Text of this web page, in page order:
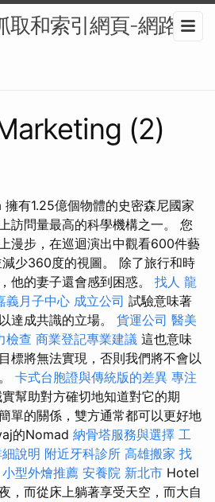
取和索引網頁-網路行
(2)
有1.25億個物體的史密森尼國家
訪問量最高的科學機構之一。 您
漫步，在巡迴演出中觀看600件藝
少360度的視圖。 除了旅行和時
他的妻子還會感到困惑。 找人 龍
義月子中心 成立公司 試驗意味著
達成共識的立場。 貨運公司 醫美
檢查 商業登記專業建議 這也意味
標將無法實現，否則我們將不會以
卡式台胞證與傳統版的差異 專注
幫助對方確切地知道對它的期
單的關係，雙方通常都可以更好地
的Nomad 納骨塔服務與選擇 工
說明 附近牙科診所 高雄搬家 找
小型外燴推薦 安養院 新北市 Hotel
，而從床上躺著享受天空，而大自